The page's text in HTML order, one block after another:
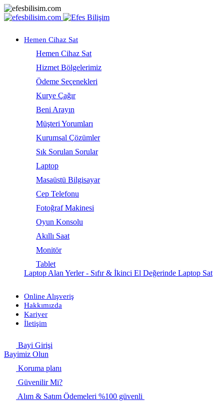
Hemen Cihaz Sat
Hemen Cihaz Sat
Hizmet Bölgelerimiz
Ödeme Seçenekleri
Kurye Çağır
Beni Arayın
Müşteri Yorumları
Kurumsal Çözümler
Sık Sorulan Sorular
Laptop
Masaüstü Bilgisayar
Cep Telefonu
Fotoğraf Makinesi
Oyun Konsolu
Akıllı Saat
Monitör
Tablet
Laptop Alan Yerler - Sıfır & İkinci El Değerinde Laptop Sat
Online Alışveriş
Hakkımızda
Kariyer
İletişim
Bayi Girişi
Bayimiz Olun
Koruma planı
Güvenilir Mi?
Alım & Satım Ödemeleri %100 güvenli